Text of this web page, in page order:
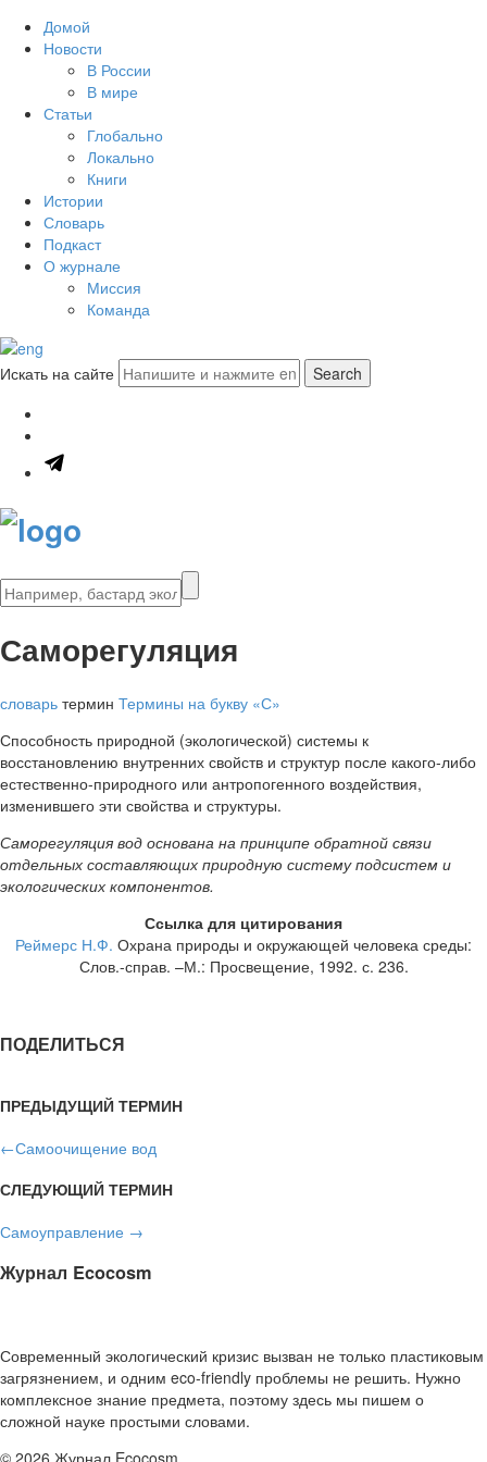
Домой
Новости
В России
В мире
Статьи
Глобально
Локально
Книги
Истории
Словарь
Подкаст
О журнале
Миссия
Команда
Искать на сайте
Саморегуляция
словарь термин Термины на букву «С»
Способность природной (экологической) системы к
восстановлению внутренних свойств и структур после какого-либо
естественно-природного или антропогенного воздействия,
изменившего эти свойства и структуры.
Саморегуляция вод основана на принципе обратной связи
отдельных составляющих природную систему подсистем и
экологических компонентов.
Ссылка для цитирования
Реймерс Н.Ф. Охрана природы и окружающей человека среды:
Слов.-справ. –М.: Просвещение, 1992. с. 236.
ПОДЕЛИТЬСЯ
ПРЕДЫДУЩИЙ ТЕРМИН
←Самоочищение вод
СЛЕДУЮЩИЙ ТЕРМИН
Самоуправление →
Журнал Ecocosm
Современный экологический кризис вызван не только пластиковым
загрязнением, и одним eco-friendly проблемы не решить. Нужно
комплексное знание предмета, поэтому здесь мы пишем о
сложной науке простыми словами.